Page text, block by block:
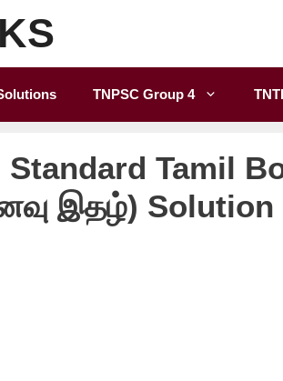
TNPSC Group 4
Standard Tamil
இதழ்) Solution